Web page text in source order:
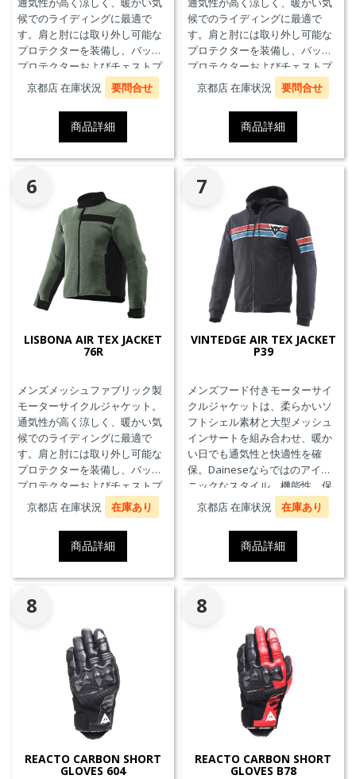
候でのライディングに最適で
す。肩と肘には取り外し可能な
プロテクターを装備し、バック
プロテクターおよびチェストプ
ロテクターにも対応していま
す。
京都店 在庫状況 要問合せ
商品詳細
候でのライディングに最適で
す。肩と肘には取り外し可能な
プロテクターを装備し、バック
プロテクターおよびチェストプ
ロテクターにも対応していま
す。
京都店 在庫状況 要問合せ
商品詳細
6
LISBONA AIR TEX JACKET
76R
メンズメッシュファブリック製
モーターサイクルジャケット。
通気性が高く涼しく、暖かい気
候でのライディングに最適で
す。肩と肘には取り外し可能な
プロテクターを装備し、バック
プロテクターおよびチェストプ
ロテクターにも対応していま
す。
京都店 在庫状況 在庫あり
商品詳細
7
VINTEDGE AIR TEX JACKET
P39
メンズフード付きモーターサイ
クルジャケットは、柔らかいソ
フトシェル素材と大型メッシュ
インサートを組み合わせ、暖か
い日でも通気性と快適性を確
保。Daineseならではのアイコ
ニックなスタイル、機能性、保
護性能を兼ね備え、郊外でのツ
ーリングや都市での通勤に最適
京都店 在庫状況 在庫あり
商品詳細
8
REACTO CARBON SHORT
GLOVES 604
8
REACTO CARBON SHORT
GLOVES B78